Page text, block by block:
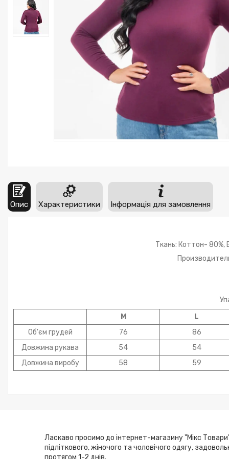
Опис Характеристики Інформація для замовлення
Ткань: Коттон- 80%,
М
L
Об'єм грудей
76
86
Довжина рукава
54
54
Довжина виробу
58 59
Ласкаво просимо до інтернет-магазину "Мікс
підліткового, жіночого та чоловічого одягу,
протягом 1-2 днів.